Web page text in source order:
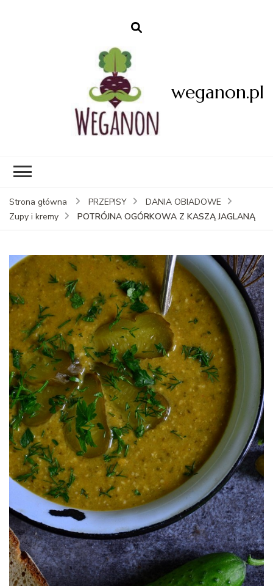
weganon.pl
Strona główna PRZEPISY
DANIA OBIADOWE
Zupy i kremy
POTRÓJNA OGÓRKOWA Z KASZĄ JAGLANĄ